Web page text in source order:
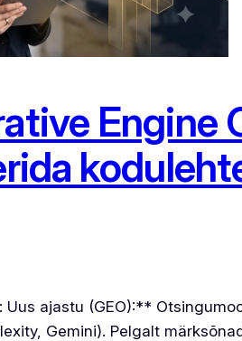
Engine
Uus ajastu (GEO):**
Gemini). Pelgalt